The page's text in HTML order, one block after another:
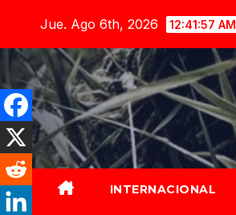
contenido
Jue. Ago 6th, 2026 12:41:58 AM
INTERNACIONAL